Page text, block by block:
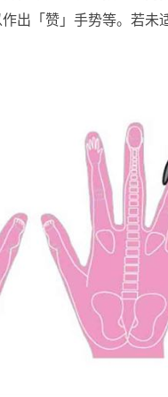
出「赞」手势等。若未